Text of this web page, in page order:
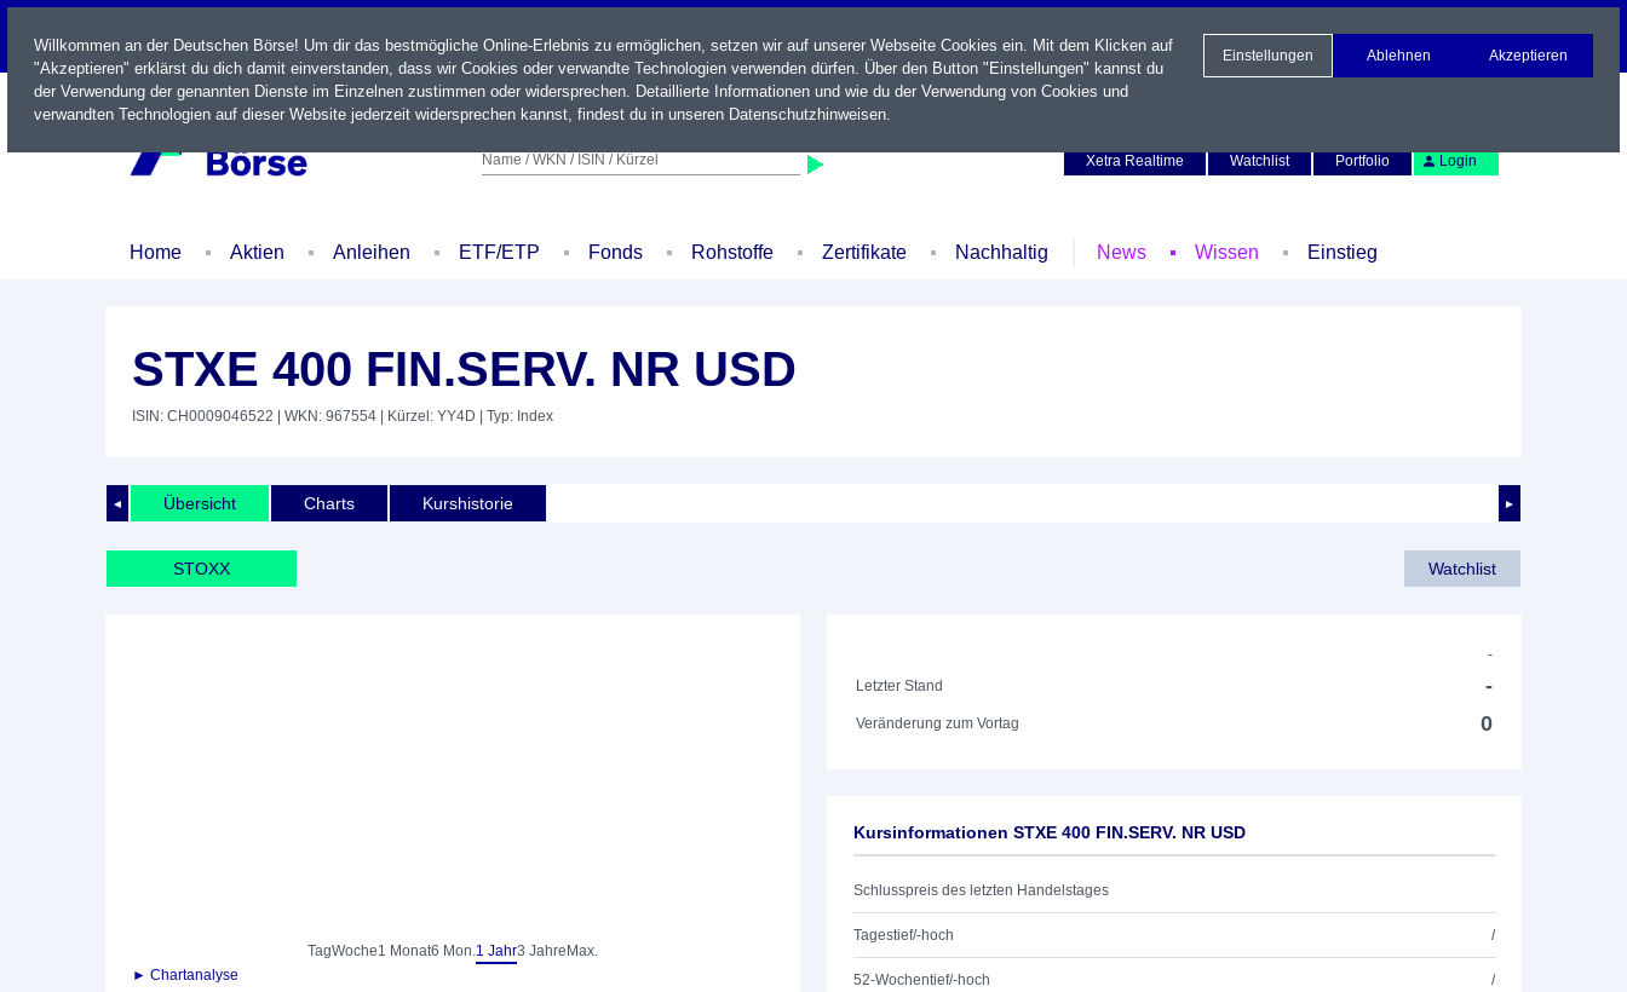
LIVE
Name / WKN / ISIN / Kürzel
Xetra Realtime
Watchlist Portfolio Login
Home Aktien Anleihen ETF/ETP Fonds Rohstoffe Zertifikate Nachhaltig News Wissen Einstieg
STXE 400 FIN.SERV. NR USD
ISIN: CH0009046522 | WKN: 967554 | Kürzel: YY4D | Typ: Index
◄ ►
Übersicht Charts Kurshistorie
STOXX Watchlist
TagWoche1 Monat6 Mon.1 Jahr3 Jahre Max.
► Chartanalyse
-
Letzter Stand
-
Veränderung zum Vortag 0
Kursinformationen STXE 400 FIN.SERV. NR USD
Schlusspreis des letzten Handelstages
Tagestief/-hoch /
52-Wochentief/-hoch /
Willkommen an der Deutschen Börse! Um dir das bestmögliche Online-Erlebnis zu ermöglichen, setzen wir auf unserer Webseite Cookies ein. Mit dem Klicken auf
"Akzeptieren" erklärst du dich damit einverstanden, dass wir Cookies oder verwandte Technologien verwenden dürfen. Über den Button "Einstellungen" kannst du
der Verwendung der genannten Dienste im Einzelnen zustimmen oder widersprechen. Detaillierte Informationen und wie du der Verwendung von Cookies und
verwandten Technologien auf dieser Website jederzeit widersprechen kannst, findest du in unseren Datenschutzhinweisen.
Einstellungen Ablehnen Akzeptieren